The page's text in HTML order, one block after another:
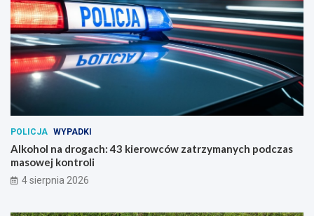
POLICJA WYPADKI
Alkohol na drogach: 43 kierowców zatrzymanych podczas
masowej kontroli
4 sierpnia 2026